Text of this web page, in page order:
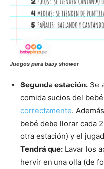
Juegos para baby shower
Segunda estación: Se
comida sucios del
correctamente.
bebé debe llorar cada
otra estación) y el
Tendrá que: Lavar los
hervir en una olla (de